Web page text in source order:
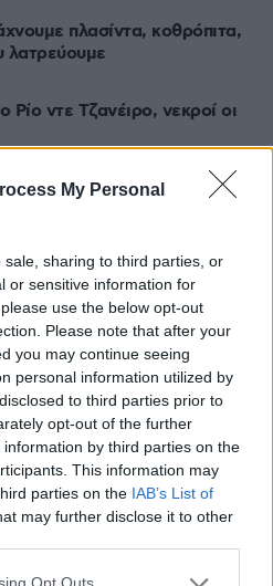
My Personal
sharing to third parties, or
or sensitive information for
use the below opt-out
Please note that after your
you may continue seeing
personal information utilized by
to third parties prior to
opt-out of the further
by third parties on the
This information may
parties on the IAB’s List of
may further disclose it to other
app uses one or more Google
πλασίντα, κοθρόπιτα,
λατρεύουμε
Ρίο ντε Τζανέιρο, νεκροί οι
πυρκαγιά στον Καναδά,
εγκαταλείψουν τις εστίες
που μια γάτα τινάζεται
Μόλις 23.097 στην Ελλάδα –